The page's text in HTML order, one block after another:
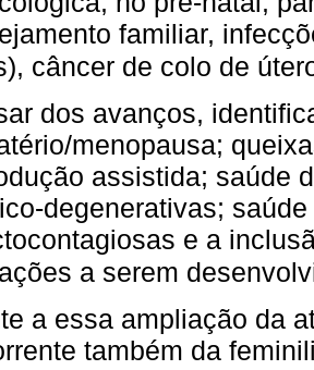
familiar,
câncer de colo de
dos avanços,
menopausa;
assistida; saúde
degenerativas;
e a
a serem
a essa ampliação da
também da